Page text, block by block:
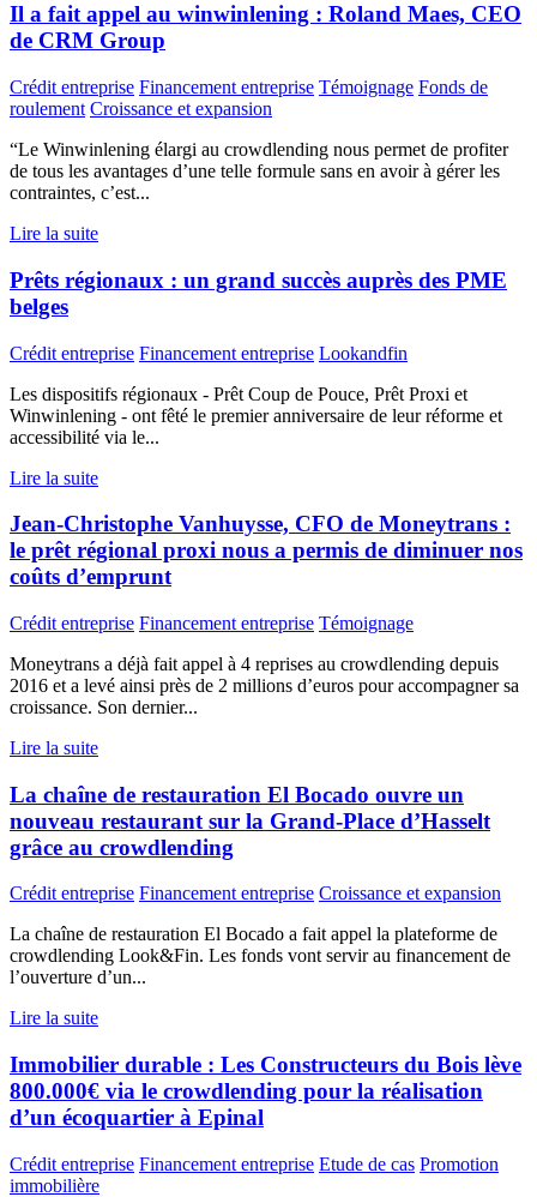
Il a fait appel au winwinlening : Roland Maes, CEO
de CRM Group
Crédit entreprise Financement entreprise Témoignage Fonds de
roulement Croissance et expansion
“Le Winwinlening élargi au crowdlending nous permet de profiter
de tous les avantages d’une telle formule sans en avoir à gérer les
contraintes, c’est...
Lire la suite
Prêts régionaux : un grand succès auprès des PME
belges
Crédit entreprise Financement entreprise Lookandfin
Les dispositifs régionaux - Prêt Coup de Pouce, Prêt Proxi et
Winwinlening - ont fêté le premier anniversaire de leur réforme et
accessibilité via le...
Lire la suite
Jean-Christophe Vanhuysse, CFO de Moneytrans :
le prêt régional proxi nous a permis de diminuer nos
coûts d’emprunt
Crédit entreprise Financement entreprise Témoignage
Moneytrans a déjà fait appel à 4 reprises au crowdlending depuis
2016 et a levé ainsi près de 2 millions d’euros pour accompagner sa
croissance. Son dernier...
Lire la suite
La chaîne de restauration El Bocado ouvre un
nouveau restaurant sur la Grand-Place d’Hasselt
grâce au crowdlending
Crédit entreprise Financement entreprise Croissance et expansion
La chaîne de restauration El Bocado a fait appel la plateforme de
crowdlending Look&Fin. Les fonds vont servir au financement de
l’ouverture d’un...
Lire la suite
Immobilier durable : Les Constructeurs du Bois lève
800.000€ via le crowdlending pour la réalisation
d’un écoquartier à Epinal
Crédit entreprise Financement entreprise Etude de cas Promotion
immobilière